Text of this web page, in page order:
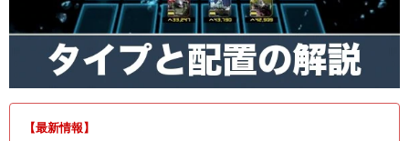
【最新情報】